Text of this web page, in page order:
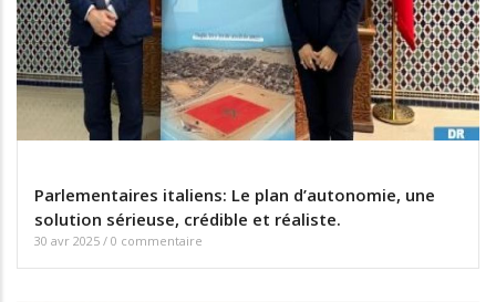
Parlementaires italiens: Le plan d’autonomie, une
solution sérieuse, crédible et réaliste.
30 avr 2025 / 0 commentaire